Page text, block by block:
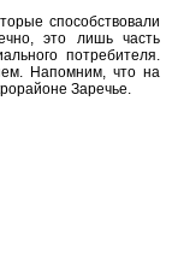
способствовали
это лишь часть
потребителя.
Напомним, что на
Заречье.